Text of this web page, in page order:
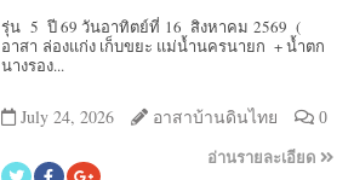
รุ่น 5 ปี 69 วันอาทิตย์ที่ 16 สิงหาคม 2569 (
อาสา ล่องแก่ง เก็บขยะ แม่น้ำนครนายก + น้ำตก
นางรอง...
July 24, 2026 อาสาบ้านดินไทย 0
อ่านรายละเอียด